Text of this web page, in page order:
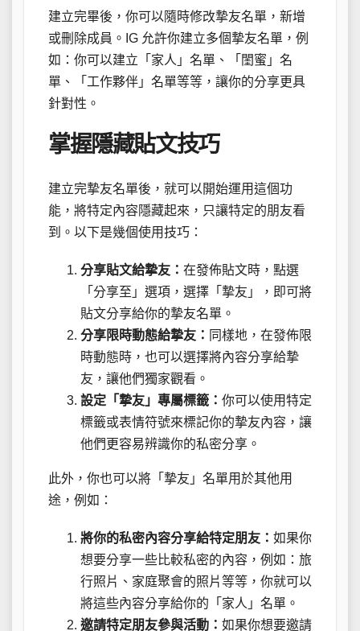
建立完畢後，你可以隨時修改摯友名單，新增
或刪除成員。IG 允許你建立多個摯友名單，例
如：你可以建立「家人」名單、「閨蜜」名
單、「工作夥伴」名單等等，讓你的分享更具
針對性。
掌握隱藏貼文技巧
建立完摯友名單後，就可以開始運用這個功
能，將特定內容隱藏起來，只讓特定的朋友看
到。以下是幾個使用技巧：
分享貼文給摯友： 在發佈貼文時，點選
「分享至」選項，選擇「摯友」，即可將
貼文分享給你的摯友名單。
分享限時動態給摯友： 同樣地，在發佈限
時動態時，也可以選擇將內容分享給摯
友，讓他們獨家觀看。
設定「摯友」專屬標籤： 你可以使用特定
標籤或表情符號來標記你的摯友內容，讓
他們更容易辨識你的私密分享。
此外，你也可以將「摯友」名單用於其他用
途，例如：
將你的私密內容分享給特定朋友： 如果你
想要分享一些比較私密的內容，例如：旅
行照片、家庭聚會的照片等等，你就可以
將這些內容分享給你的「家人」名單。
邀請特定朋友參與活動： 如果你想要邀請